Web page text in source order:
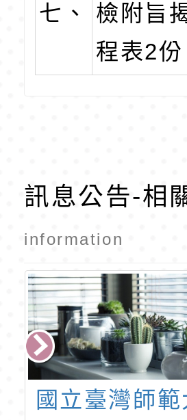
七、
檢附旨
程表2份
訊息公告-相
information
國立臺灣師範